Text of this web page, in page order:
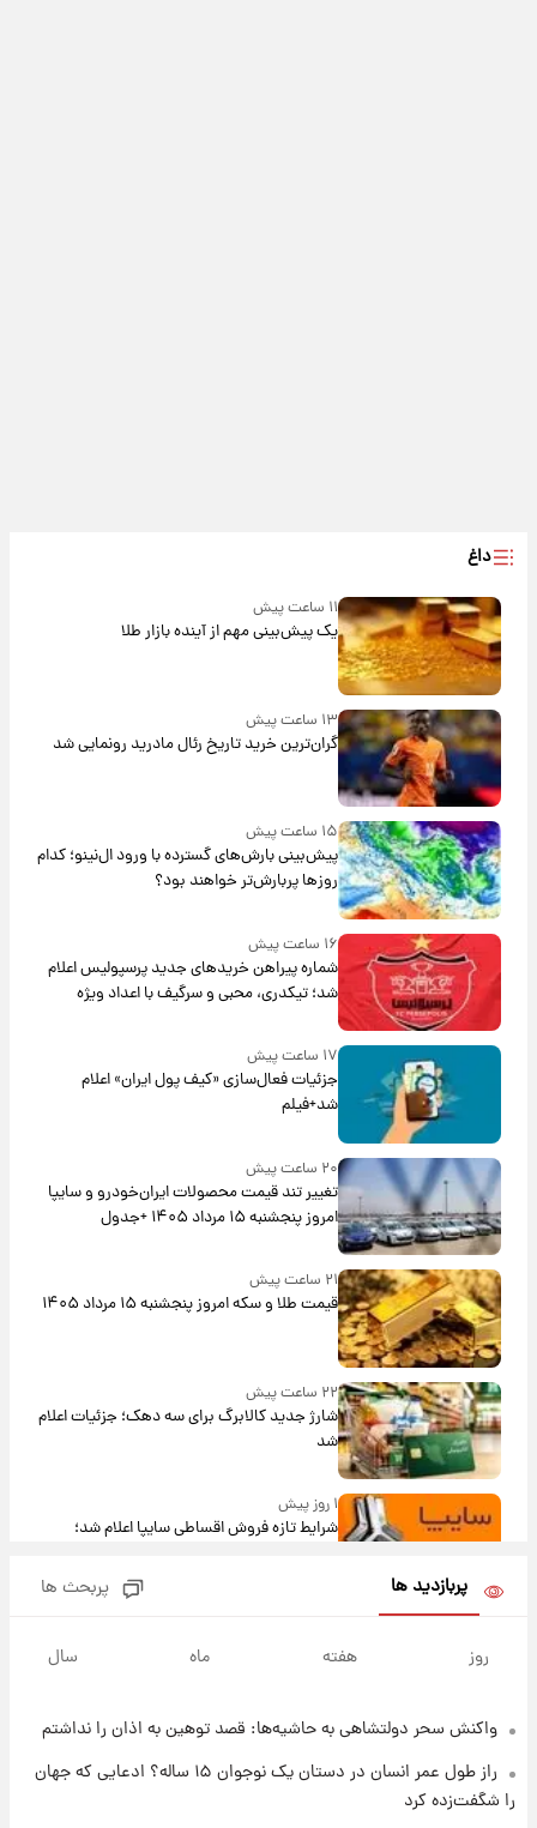
داغ
۱۱ ساعت پیش
یک پیش‌بینی مهم از آینده بازار طلا
۱۳ ساعت پیش
گران‌ترین خرید تاریخ رئال مادرید رونمایی شد
۱۵ ساعت پیش
پیش‌بینی بارش‌های گسترده با ورود ال‌نینو؛ کدام
روزها پربارش‌تر خواهند بود؟
۱۶ ساعت پیش
شماره پیراهن خریدهای جدید پرسپولیس اعلام
شد؛ تیکدری، محبی و سرگیف با اعداد ویژه
۱۷ ساعت پیش
جزئیات فعال‌سازی «کیف پول ایران» اعلام
شد+فیلم
۲۰ ساعت پیش
تغییر تند قیمت محصولات ایران‌خودرو و سایپا
امروز پنجشنبه ۱۵ مرداد ۱۴۰۵ +جدول
۲۱ ساعت پیش
قیمت طلا و سکه امروز پنجشنبه ۱۵ مرداد ۱۴۰۵
۲۲ ساعت پیش
شارژ جدید کالابرگ برای سه دهک؛ جزئیات اعلام
شد
۱ روز پیش
شرایط تازه فروش اقساطی سایپا اعلام شد؛
قیمت سکه و طلا فردا
۱ روز پیش
پربازدید ها پربحث ها
روز هفته ماه سال
واکنش سحر دولتشاهی به حاشیه‌ها: قصد توهین به اذان را نداشتم
راز طول عمر انسان در دستان یک نوجوان ۱۵ ساله؟ ادعایی که جهان
را شگفت‌زده کرد